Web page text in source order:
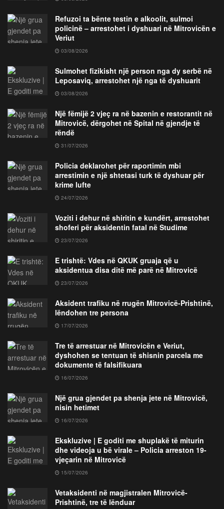
Refuzoi ta bënte testin e alkoolit, sulmoi
policinë – arrestohet i dyshuari në Mitrovicën e
Veriut
03/08/2026
Sulmohet fizikisht një person nga dy serbë në
Leposaviq, arrestohet një nga të dyshuarit
03/08/2026
Një fëmijë 2 vjeç ra në bazenin e restorantit në
Mitrovicë, dërgohet në Spital në gjendje të
rëndë
31/07/2026
Policia deklarohet për raportimin mbi
arrestimin e një shtetasi turk të dyshuar për
krime lufte
24/07/2026
Voziti i dehur në shiritin e kundërt, arrestohet
shoferi për aksidentin fatal në Studime
23/07/2026
E trishtë: Vdes në QKUK gruaja që u
aksidentua disa ditë më parë në Mitrovicë
23/07/2026
Aksident trafiku në rrugën Mitrovicë-Prishtinë,
lëndohen tre persona
17/07/2026
Tre të arrestuar në Mitrovicën e Veriut,
dyshohen se tentuan të shisnin parcela me
dokumente të falsifikuara
16/07/2026
Një grua gjendet pa shenja jete në Mitrovicë,
nisin hetimet
16/07/2026
Ekskluzive | E goditi me shuplakë të miturin
dhe videoja u bë virale – Policia arreston 19-
vjeçarin në Mitrovicë
15/07/2026
Vetaksidenti në magjistralen Mitrovicë-
Prishtinë, tre të lënduar